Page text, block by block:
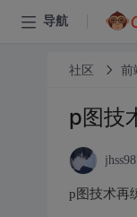
导航
社区 前
p图技
p图技术再